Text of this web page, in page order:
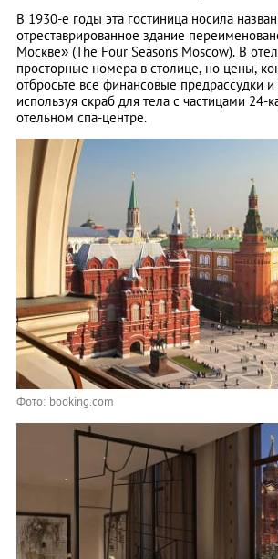
В 1930-е годы эта гостиница носила
отреставрированное здание
Москве» (The Four Seasons Moscow). В
просторные номера в столице, но цены,
отбросьте все финансовые предрассудки и
используя скраб для тела с частицами 24-
отельном спа-центре.
Фото: booking.com